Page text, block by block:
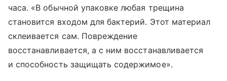
часа. «В обычной упаковке любая трещина
становится входом для бактерий. Этот материал
склеивается сам. Повреждение
восстанавливается, а с ним восстанавливается
и способность защищать содержимое».